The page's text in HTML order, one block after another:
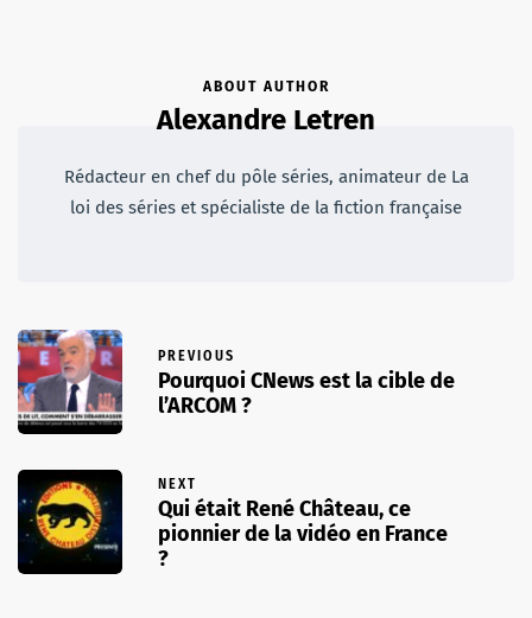
ABOUT AUTHOR
Alexandre Letren
Rédacteur en chef du pôle séries, animateur de La
loi des séries et spécialiste de la fiction française
PREVIOUS
Pourquoi CNews est la cible de
l’ARCOM ?
NEXT
Qui était René Château, ce
pionnier de la vidéo en France
?